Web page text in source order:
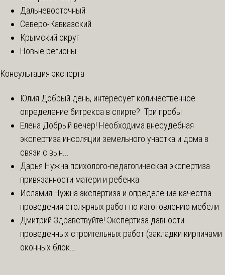
Дальневосточный
Северо-Кавказский
Крымский округ
Новые регионы
Консультация эксперта
Юлия Добрый день, интересует количественное
определение битрекса в спирте? Три пробы
Елена Добрый вечер! Необходима внесудебная
экспертиза инсоляции земельного участка и дома в
связи с вын...
Дарья Нужна психолого-педагогическая экспертиза
привязанности матери и ребенка
Исламия Нужна экспертиза и определение качества
проведения столярных работ по изготовлению мебели
Дмитрий Здравствуйте! Экспертиза давности
проведенных строительных работ (закладки кирпичами
оконных блок...